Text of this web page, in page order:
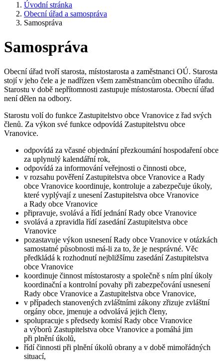
Úvodní stránka
Obecní úřad a samospráva
Samospráva
Samospráva
Obecní úřad tvoří starosta, místostarosta a zaměstnanci OÚ. Starosta
stojí v jeho čele a je nadřízen všem zaměstnancům obecního úřadu.
Starostu v době nepřítomnosti zastupuje místostarosta. Obecní úřad
není dělen na odbory.
Starostu volí do funkce Zastupitelstvo obce Vranovice z řad svých
členů. Za výkon své funkce odpovídá Zastupitelstvu obce
Vranovice.
odpovídá za včasné objednání přezkoumání hospodaření obce
za uplynulý kalendářní rok,
odpovídá za informování veřejnosti o činnosti obce,
v rozsahu pověření Zastupitelstva obce Vranovice a Rady
obce Vranovice koordinuje, kontroluje a zabezpečuje úkoly,
které vyplývají z unesení Zastupitelstva obce Vranovice
a Rady obce Vranovice
připravuje, svolává a řídí jednání Rady obce Vranovice
svolává a zpravidla řídí zasedání Zastupitelstva obce
Vranovice
pozastavuje výkon usnesení Rady obce Vranovice v otázkách
samostatné působnosti má-li za to, že je nesprávné. Věc
předkládá k rozhodnutí nejbližšímu zasedání Zastupitelstva
obce Vranovice
koordinuje činnost místostarosty a společně s ním plní úkoly
koordinační a kontrolní povahy při zabezpečování usnesení
Rady obce Vranovice a Zastupitelstva obce Vranovice,
v případech stanovených zvláštními zákony zřizuje zvláštní
orgány obce, jmenuje a odvolává jejich členy,
spolupracuje s předsedy komisí Rady obce Vranovice
a výborů Zastupitelstva obce Vranovice a pomáhá jim
při plnění úkolů,
řídí činnosti při plnění úkolů obrany a v době mimořádných
situací,